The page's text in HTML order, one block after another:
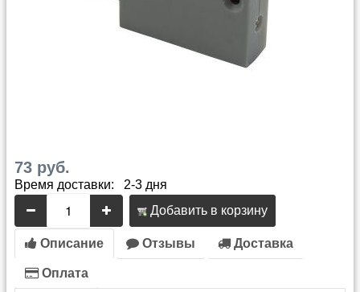
73 руб.
Время доставки: 2-3 дня
Добавить в корзину
Описание Отзывы Доставка
Оплата